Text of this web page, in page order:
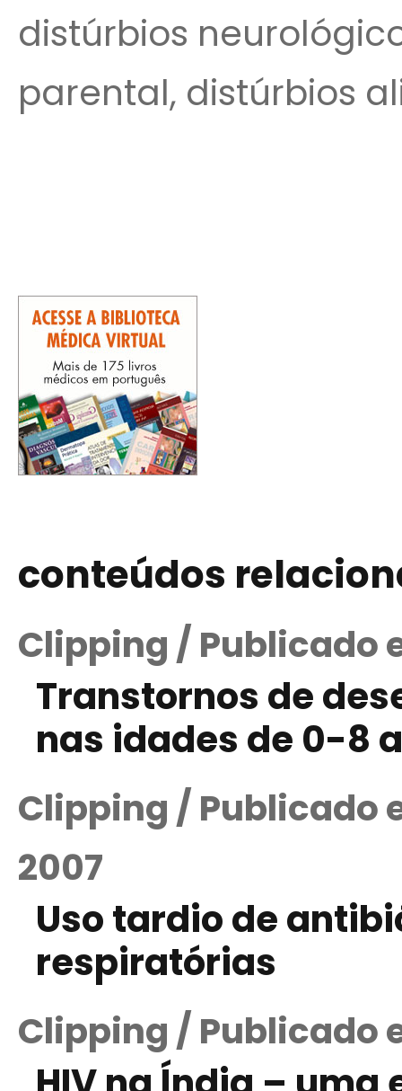
distúrbios
parental, distúrbios
conteúdos
Clipping / Publicado
Transtornos de
nas idades de 0-8
Clipping / Publicado
2007
Uso tardio de
respiratórias
Clipping / Publicado